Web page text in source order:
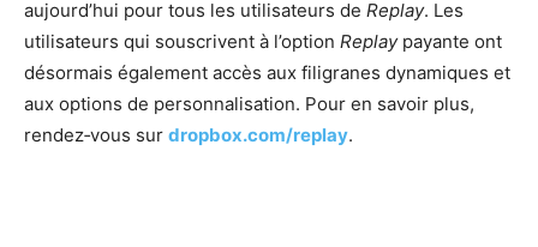
aujourd’hui pour tous les utilisateurs de Replay. Les
utilisateurs qui souscrivent à l’option Replaypayante ont
désormais également accès aux filigranes dynamiques et
aux options de personnalisation. Pour en savoir plus,
rendez‑vous sur dropbox.com/replay.